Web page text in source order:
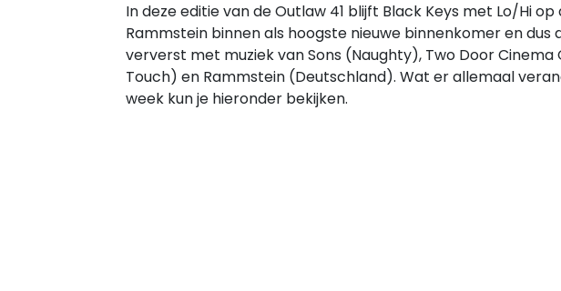
In deze editie van de Outlaw 41 blijft Black Keys met Lo/Hi
Rammstein binnen als hoogste nieuwe binnenkomer en dus
ververst met muziek van Sons (Naughty), Two Door Cinema
Touch) en Rammstein (Deutschland). Wat er allemaal
week kun je hieronder bekijken.